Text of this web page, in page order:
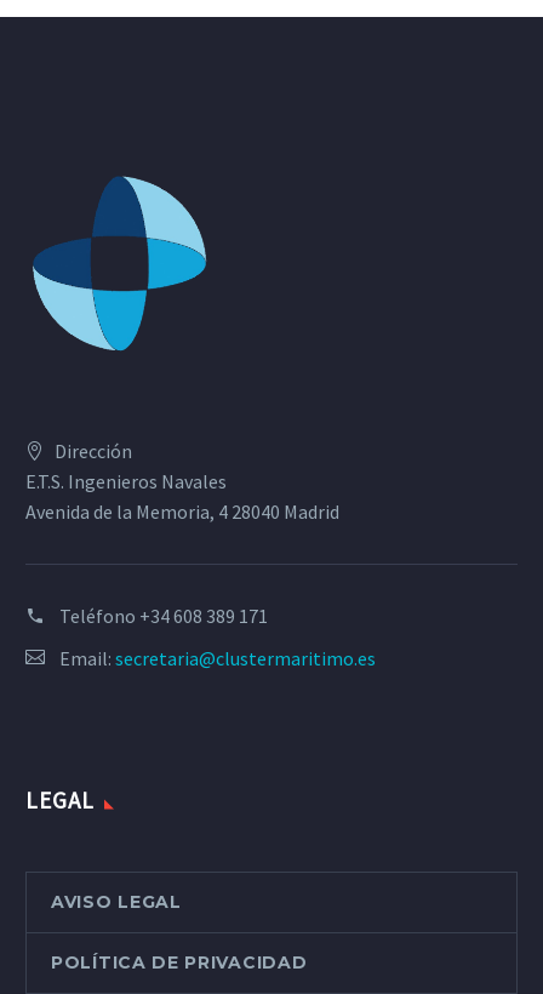
Dirección
E.T.S. Ingenieros Navales
Avenida de la Memoria, 4 28040 Madrid
Teléfono +34 608 389 171
Email: secretaria@clustermaritimo.es
LEGAL
AVISO LEGAL
POLÍTICA DE PRIVACIDAD